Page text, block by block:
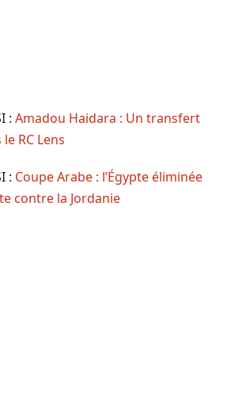
: Amadou Haidara : Un transfert
RC Lens
: Coupe Arabe : l’Égypte éliminée
contre la Jordanie